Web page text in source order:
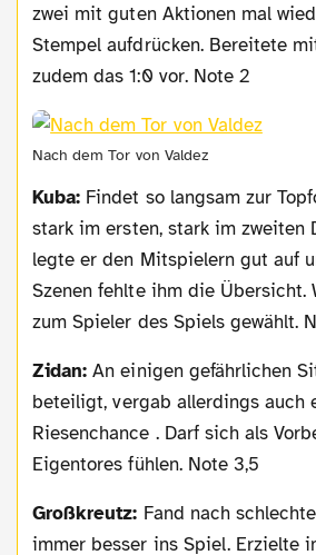
zwei mit guten Aktionen mal
Stempel aufdrücken. Bereitete
zudem das 1:0 vor. Note 2
Nach dem Tor von Valdez
Kuba: Findet so langsam zur
stark im ersten, stark im zweiten
legte er den Mitspielern gut auf
Szenen fehlte ihm die Übersicht.
zum Spieler des Spiels gewählt.
Zidan: An einigen gefährlichen
beteiligt, vergab allerdings auch
Riesenchance . Darf sich als
Eigentores fühlen. Note 3,5
Großkreutz: Fand nach
immer besser ins Spiel. Erzielte